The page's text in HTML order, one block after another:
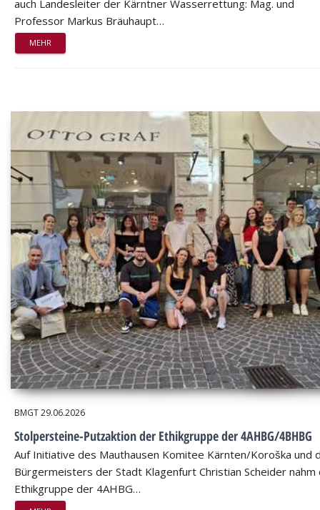
auch Landesleiter der Kärntner Wasserrettung: Mag. und
Professor Markus Bräuhaupt…
MEHR
BMGT29.06.2026
Stolpersteine-Putzaktion der Ethikgruppe der 4AHBG/4BHBG
Auf Initiative des Mauthausen Komitee Kärnten/Koroška und
Bürgermeisters der Stadt Klagenfurt Christian Scheider nahm
Ethikgruppe der 4AHBG…